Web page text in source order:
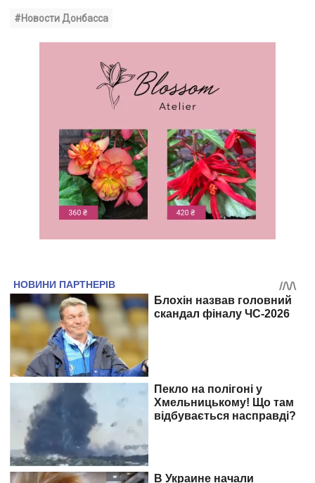
#Новости Донбасса